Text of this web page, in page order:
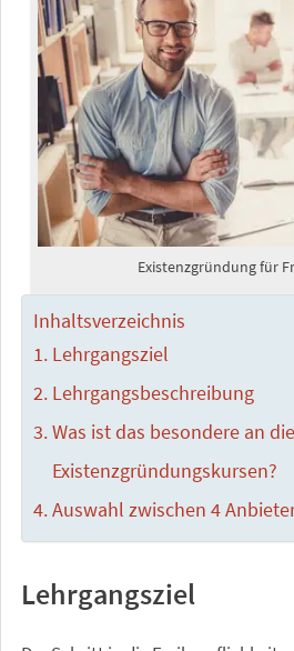
Existenzgründung für
Inhaltsverzeichnis
Lehrgangsziel
Lehrgangsbeschreibung
Was ist das besondere an
Existenzgründungskursen?
Auswahl zwischen 4
Lehrgangsziel